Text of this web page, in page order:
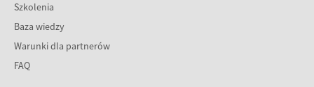
Szkolenia
Baza wiedzy
Warunki dla partnerów
FAQ